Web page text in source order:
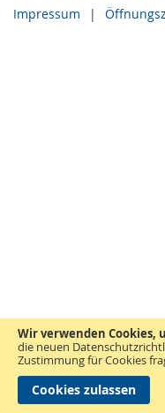
Wir verwenden Cookies,
die neuen
Zustimmung für Cookies
Cookies zulassen
Impressum